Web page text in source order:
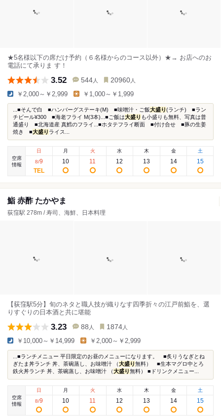
★5名様以下の席だけ予約（６名様からのコース以外）★→ お店へのお
電話にて承りま す！
3.52 544 人 20960 人
￥2,000～￥2,999 ￥1,000～￥1,999
...■そんで白 ■ハンバーグステーキ(M) ■味噌汁・ご飯大盛り(ランチ) ■ラン
チビール¥300 ■海老フライ M(3本)...■ご飯は大盛り も小盛りも無料、写真は普
通盛り ■北海道産 真鱈のフライ...■ホタテフライ断面 ■付け合せ ■豚の生姜
焼き ■大盛り ライス...
空席
情報
日
8/9
月
10
火
11
水
12
木
13
金
14
土
15
鮨 赤酢 たかやま
荻窪駅 278m / 寿司、海鮮、日本料理
【荻窪駅5分】旬のネタと職人技が織りなす四季折々の江戸前鮨を、選
りすぐりの日本酒と共に堪能
3.23 88 人 1874 人
￥10,000～￥14,999 ￥2,000～￥2,999
...■ランチメニュー 平日限定のお昼のメニューになります。 ■炙りうなぎとね
ぎたま丼ランチ 丼、茶碗蒸し、お味噌汁 （大盛り無料） ■生本マグロ中とろ
鉄火丼ランチ 丼、茶碗蒸し、お味噌汁 （大盛り無料） ■ドリンクメニュー...
空席
情報
日
8/9
月
10
火
11
水
12
木
13
金
14
土
15